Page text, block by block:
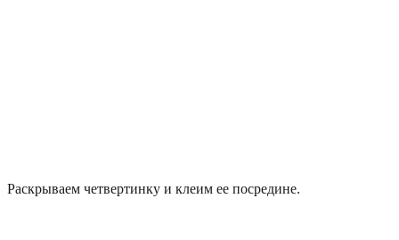
Раскрываем четвертинку и клеим ее посредине.